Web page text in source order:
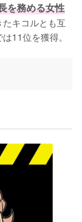
を務める女性
キコルとも互
11位を獲得。